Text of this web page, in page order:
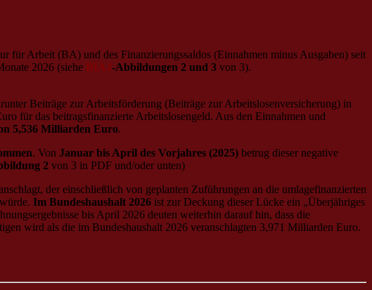
Arbeit (BA) und des Finanzierungssaldos (Einnahmen minus Ausgaben) seit
2026 (siehe BIAJ-Abbildungen 2 und 3 von 3).
Beiträge zur Arbeitsförderung (Beiträge zur Arbeitslosenversicherung) in
für das beitragsfinanzierte Arbeitslosengeld. Aus den Einnahmen und
5,536 Milliarden Euro.
. Von Januar bis April des Vorjahres (2025) betrug dieser negative
2 von 3 in PDF und/oder unten)
der einschließlich von geplanten Zuführungen an die umlagefinanzierten
Im Bundeshaushalt 2026 ist zur Deckung dieser Lücke ein „Überjähriges
bis April 2026 deuten weiterhin darauf hin, dass die
wird als die im Bundeshaushalt 2026 veranschlagten 3,971 Milliarden Euro.